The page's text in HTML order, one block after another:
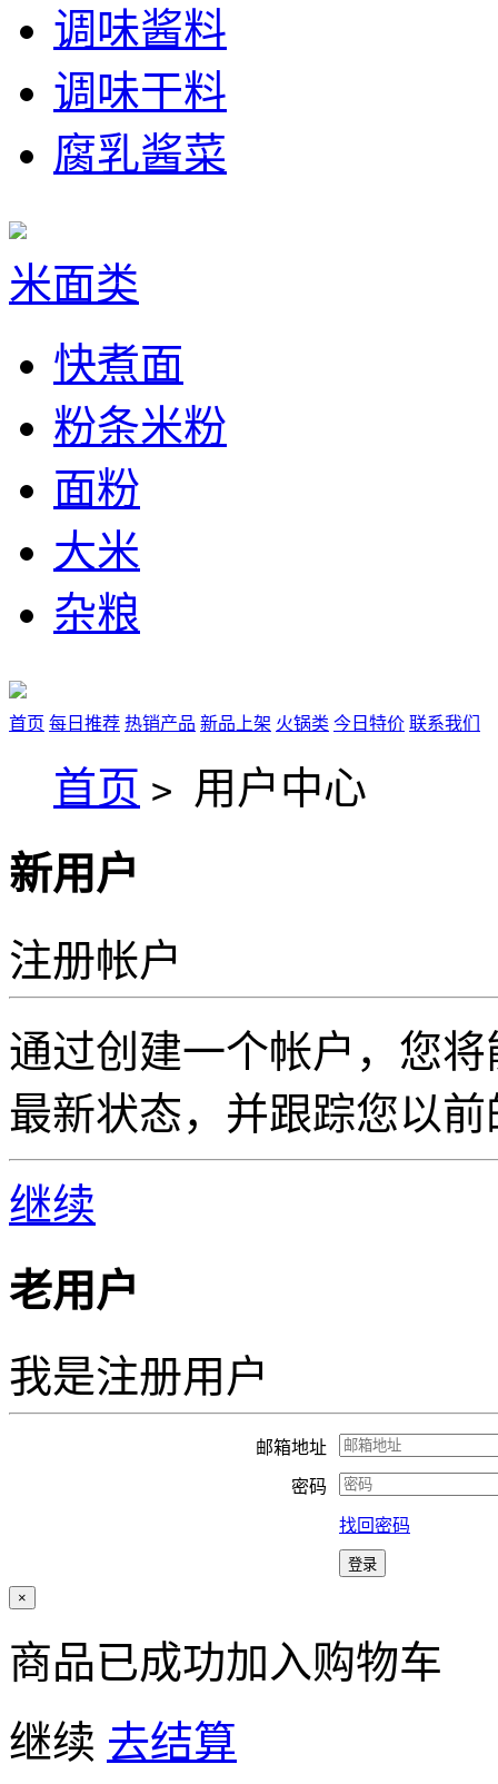
调味酱料
调味干料
腐乳酱菜
米面类
快煮面
粉条米粉
面粉
大米
杂粮
首页 每日推荐 热销产品 新品上架 火锅类 今日特价 联系我们
首页 > 用户中心
新用户
注册帐户
通过创建一个帐户，您
最新状态，并跟踪您以
继续
老用户
我是注册用户
邮箱地址
密码
找回密码
×
商品已成功加入购物车
继续 去结算